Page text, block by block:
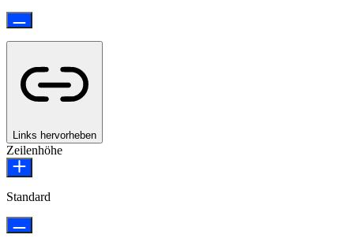
Links hervorheben
Zeilenhöhe
Standard